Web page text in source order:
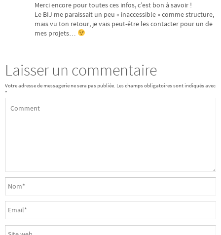
Merci encore pour toutes ces infos, c’est bon à savoir !
Le BIJ me paraissait un peu « inaccessible » comme structure,
mais vu ton retour, je vais peut-être les contacter pour un de
mes projets…
Laisser un commentaire
Votre adresse de messagerie ne sera pas publiée. Les champs obligatoires sont indiqués avec
*